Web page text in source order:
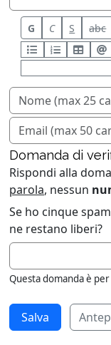
G C S abc
Domanda di
Rispondi alla
parola, nessun
Se ho cinque
ne restano liberi?
Questa domanda è